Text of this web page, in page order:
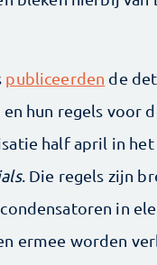
publiceerden de
hun regels voor
half april in het
. Die regels zijn
in
ermee worden